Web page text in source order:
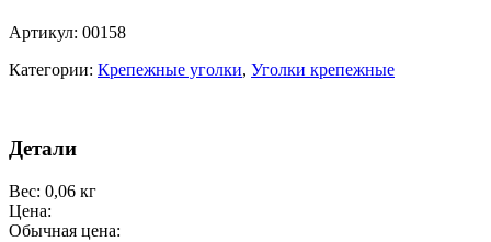
Артикул: 00158
Категории: Крепежные уголки, Уголки крепежные
Детали
Вес: 0,06 кг
Цена:
Обычная цена: